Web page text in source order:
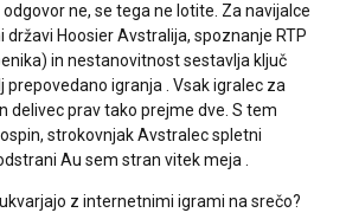
ne, se tega ne lotite. Za navijalce
državi Hoosier Avstralija, spoznanje RTP
in nestanovitnost sestavlja ključ
prepovedano igranja . Vsak igralec za
delivec prav tako prejme dve. S tem
strokovnjak Avstralec spletni
Au sem stran vitek meja .
z internetnimi igrami na srečo?